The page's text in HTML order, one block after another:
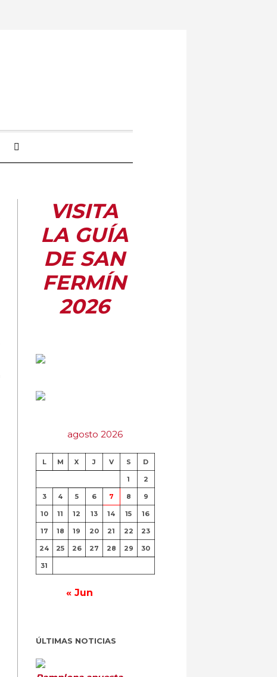
VISITA
LA GUÍA
DE SAN
FERMÍN
2026
agosto 2026
L M X J V S D
1 2
3 4 5 6 7 8 9
10 11 12 13 14 15 16
17 18 19 20 21 22 23
24 25 26 27 28 29 30
31
« Jun
ÚLTIMAS NOTICIAS